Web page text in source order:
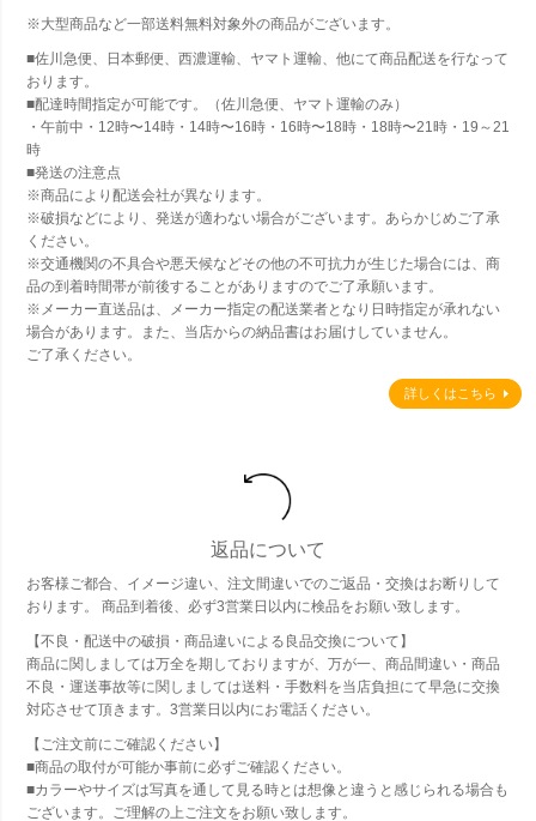
※大型商品など一部送料無料対象外の商品がございます。
■佐川急便、日本郵便、西濃運輸、ヤマト運輸、他にて商品配送を行なって
おります。
■配達時間指定が可能です。（佐川急便、ヤマト運輸のみ）
・午前中・12時〜14時・14時〜16時・16時〜18時・18時〜21時・19～21
時
■発送の注意点
※商品により配送会社が異なります。
※破損などにより、発送が適わない場合がございます。あらかじめご了承
ください。
※交通機関の不具合や悪天候などその他の不可抗力が生じた場合には、商
品の到着時間帯が前後することがありますのでご了承願います。
※メーカー直送品は、メーカー指定の配送業者となり日時指定が承れない
場合があります。また、当店からの納品書はお届けしていません。
ご了承ください。
詳しくはこちら
返品について
お客様ご都合、イメージ違い、注文間違いでのご返品・交換はお断りして
おります。 商品到着後、必ず3営業日以内に検品をお願い致します。
【不良・配送中の破損・商品違いによる良品交換について】
商品に関しましては万全を期しておりますが、万が一、商品間違い・商品
不良・運送事故等に関しましては送料・手数料を当店負担にて早急に交換
対応させて頂きます。3営業日以内にお電話ください。
【ご注文前にご確認ください】
■商品の取付が可能か事前に必ずご確認ください。
■カラーやサイズは写真を通して見る時とは想像と違うと感じられる場合も
ございます。ご理解の上ご注文をお願い致します。